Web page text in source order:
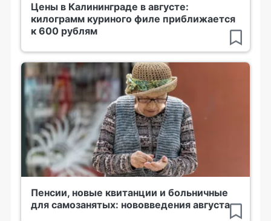
Цены в Калининграде в августе:
килограмм куриного филе приближается
к 600 рублям
Пенсии, новые квитанции и больничные
для самозанятых: нововведения августа